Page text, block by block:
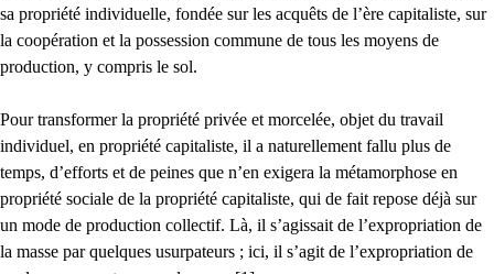
sa propriété individuelle, fondée sur les acquêts de l’ère capitaliste, sur
la coopération et la possession commune de tous les moyens de
production, y compris le sol.
Pour transformer la propriété privée et morcelée, objet du travail
individuel, en propriété capitaliste, il a naturellement fallu plus de
temps, d’efforts et de peines que n’en exigera la métamorphose en
propriété sociale de la propriété capitaliste, qui de fait repose déjà sur
un mode de production collectif. Là, il s’agissait de l’expropriation de
la masse par quelques usurpateurs ; ici, il s’agit de l’expropriation de